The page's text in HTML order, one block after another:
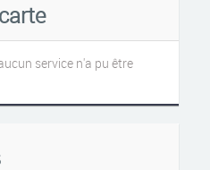
service n'a pu être